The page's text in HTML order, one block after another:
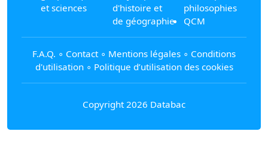
et sciences
d'histoire et
de géographie
philosophies
QCM
F.A.Q. ∘ Contact∘ Mentions légales ∘ Conditions
d'utilisation∘ Politique d’utilisation des cookies
Copyright 2026 Databac